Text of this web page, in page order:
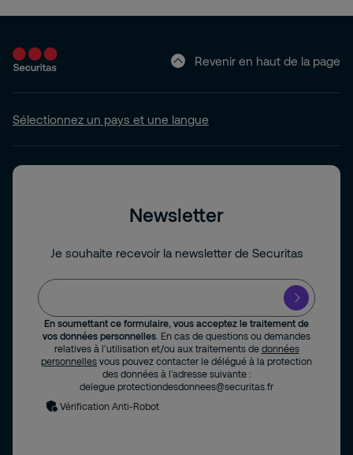
Revenir en haut de la page
Sélectionnez un pays et une langue
Newsletter
Je souhaite recevoir la newsletter de Securitas
En soumettant ce formulaire, vous acceptez le traitement de
vos données personnelles . En cas de questions ou demandes
relatives à l’utilisation et/ou aux traitements de données
personnelles vous pouvez contacter le délégué à la protection
des données à l’adresse suivante :
delegue.protectiondesdonnees@securitas.fr
Vérification Anti-Robot